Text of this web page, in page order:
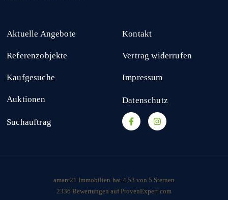
Aktuelle Angebote
Referenzobjekte
Kaufgesuche
Auktionen
Suchauftrag
Kontakt
Vertrag widerrufen
Impressum
Datenschutz
amarc21 Immobilien hat 4,53 von 5 Sternen
2336 Bewertungen auf ProvenExpert.com